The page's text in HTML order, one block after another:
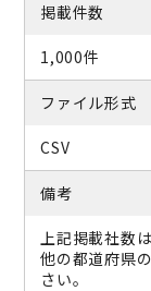
掲載件数
1,000件
ファイル形式
CSV
備考
上記掲載社数
他の都道府県
さい。